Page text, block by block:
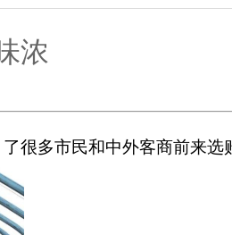
浓
很多市民和中外客商前来选